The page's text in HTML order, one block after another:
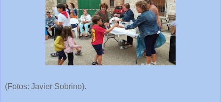
(Fotos: Javier Sobrino).